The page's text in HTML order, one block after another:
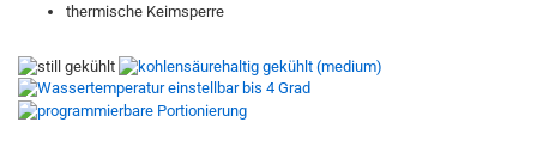
thermische Keimsperre